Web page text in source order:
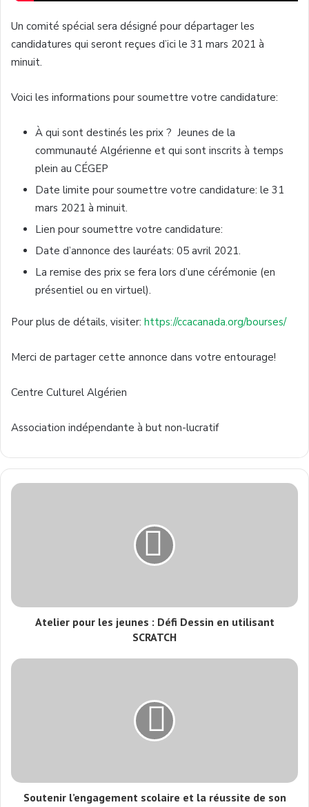
Un comité spécial sera désigné pour départager les
candidatures qui seront reçues d’ici le 31 mars 2021 à
minuit.
Voici les informations pour soumettre votre candidature:
À qui sont destinés les prix ? Jeunes de la
communauté Algérienne et qui sont inscrits à temps
plein au CÉGEP
Date limite pour soumettre votre candidature: le 31
mars 2021 à minuit.
Lien pour soumettre votre candidature:
Date d’annonce des lauréats: 05 avril 2021.
La remise des prix se fera lors d’une cérémonie (en
présentiel ou en virtuel).
Pour plus de détails, visiter: https://ccacanada.org/bourses/
Merci de partager cette annonce dans votre entourage!
Centre Culturel Algérien
Association indépendante à but non-lucratif
Atelier pour les jeunes : Défi Dessin en utilisant
SCRATCH
Soutenir l’engagement scolaire et la réussite de son